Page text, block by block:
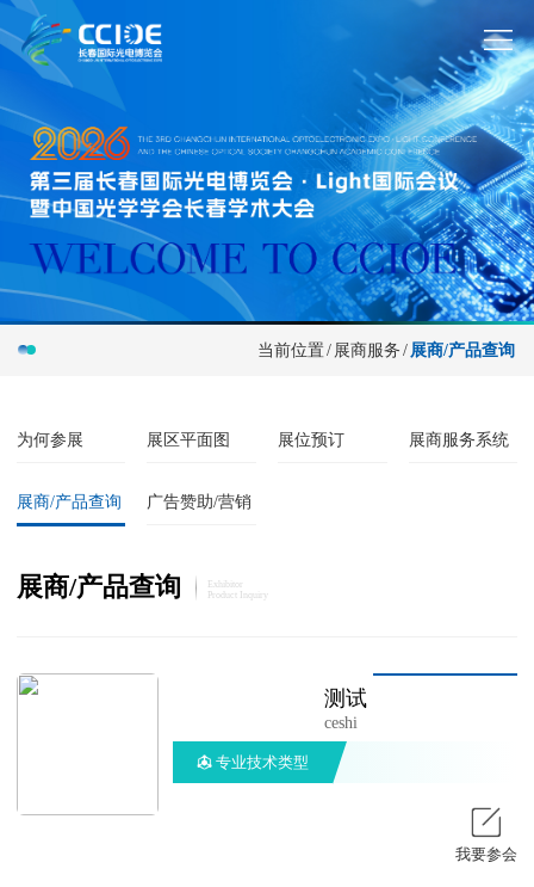
当前位置/ 展商服务 /展商/产品查询
为何参展 展区平面图 展位预订 展商服务系统
展商/产品查询 广告赞助/营销
展商/产品查询
Exhibitor
Product Inquiry
测试
ceshi
专业技术类型
我要参会